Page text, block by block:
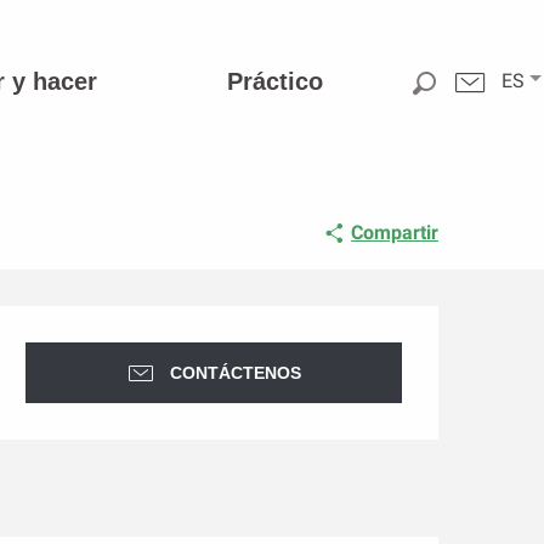
ES
y hacer Práctico
Compartir
y datos de
CONTÁCTENOS